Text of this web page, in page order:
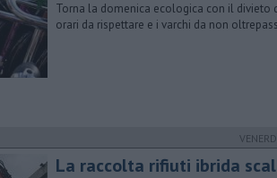
Torna la domenica ecologica con il divieto
orari da rispettare e i varchi da non
La raccolta rifiuti ibrida